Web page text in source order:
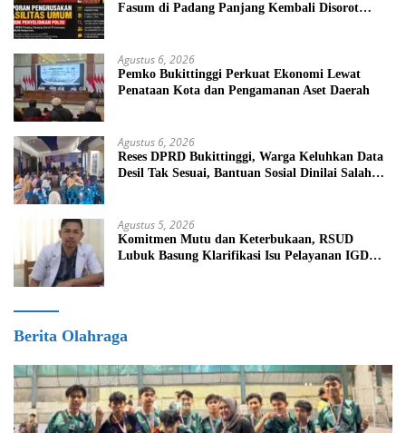
Fasum di Padang Panjang Kembali Disorot
Agustus 6, 2026
Pemko Bukittinggi Perkuat Ekonomi Lewat
Penataan Kota dan Pengamanan Aset Daerah
Agustus 6, 2026
Reses DPRD Bukittinggi, Warga Keluhkan Data
Desil Tak Sesuai, Bantuan Sosial Dinilai Salah
Agustus 5, 2026
Komitmen Mutu dan Keterbukaan, RSUD
Lubuk Basung Klarifikasi Isu Pelayanan IGD
Berita Olahraga